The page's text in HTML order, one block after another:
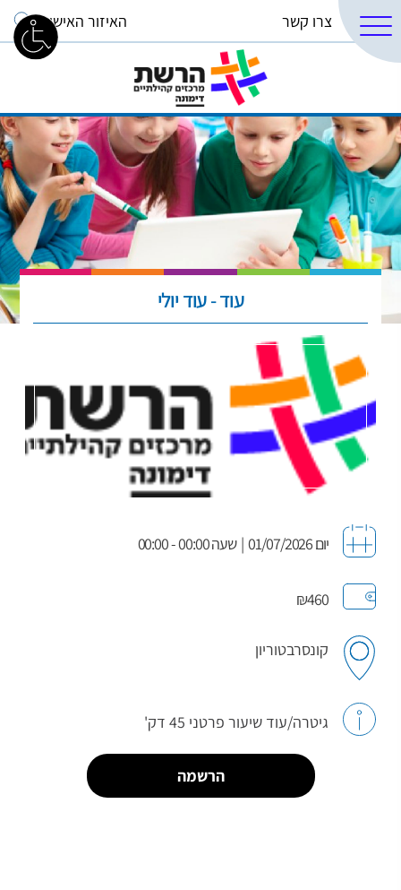
צרו קשר האיזור האישי
עוד - עוד יולי
יום 01/07/2026 | שעה 00:00 - 00:00
₪460
קונסרבטוריון
גיטרה/עוד שיעור פרטני 45 דק'
הרשמה